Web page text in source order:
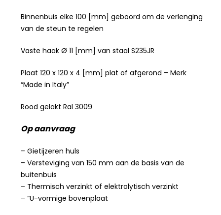
Binnenbuis elke 100 [mm] geboord om de verlenging
van de steun te regelen
Vaste haak Ø 11 [mm] van staal S235JR
Plaat 120 x 120 x 4 [mm] plat of afgerond – Merk
“Made in Italy”
Rood gelakt Ral 3009
Op aanvraag
– Gietijzeren huls
– Versteviging van 150 mm aan de basis van de
buitenbuis
– Thermisch verzinkt of elektrolytisch verzinkt
– “U-vormige bovenplaat